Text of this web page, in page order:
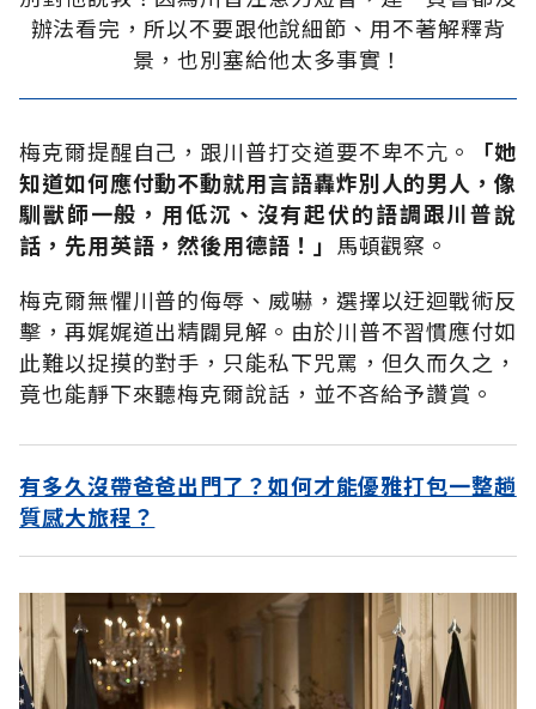
辦法看完，所以不要跟他說細節、用不著解釋背
景，也別塞給他太多事實！
梅克爾提醒自己，跟川普打交道要不卑不亢。
「她
知道如何應付動不動就用言語轟炸別人的男人，像
馴獸師一般，用低沉、沒有起伏的語調跟川普說
話，先用英語，然後用德語！」 馬頓觀察。
梅克爾無懼川普的侮辱、威嚇，選擇以迂迴戰術反
擊，再娓娓道出精闢見解。由於川普不習慣應付如
此難以捉摸的對手，只能私下咒罵，但久而久之，
竟也能靜下來聽梅克爾說話，並不吝給予讚賞。
有多久沒帶爸爸出門了？如何才能優雅打包一整趟
質感大旅程？